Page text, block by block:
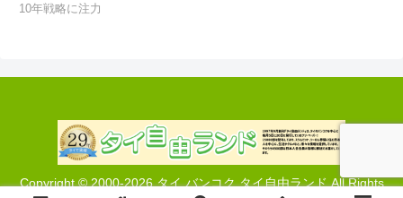
10年戦略に注力
Copyright © 2000-2026 タイ バンコク タイ自由ランド All Rights